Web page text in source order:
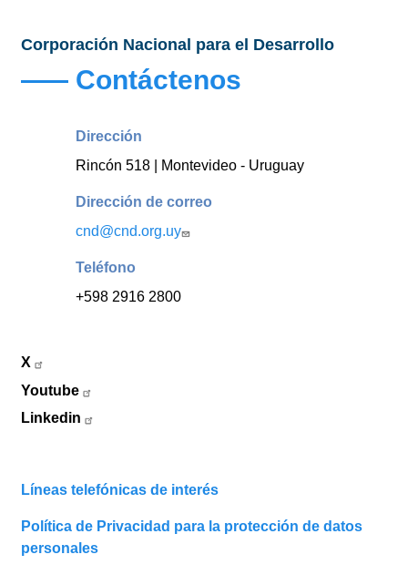
Corporación Nacional para el Desarrollo
Contáctenos
Dirección
Rincón 518 | Montevideo - Uruguay
Dirección de correo
cnd@cnd.org.uy
Teléfono
+598 2916 2800
X
Youtube
Linkedin
Líneas telefónicas de interés
Política de Privacidad para la protección de datos
personales